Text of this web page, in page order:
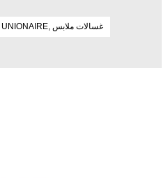
UNIONAIRE, غسالات ملابس